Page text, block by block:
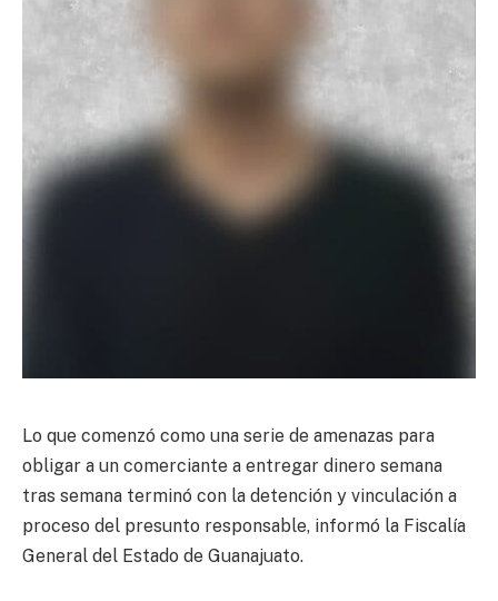
Lo que comenzó como una serie de amenazas para
obligar a un comerciante a entregar dinero semana
tras semana terminó con la detención y vinculación a
proceso del presunto responsable, informó la Fiscalía
General del Estado de Guanajuato.